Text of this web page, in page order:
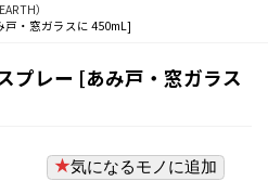
）
戸・窓ガラスに 450mL]
プレー [あみ戸・窓ガラス
気になるモノに追加